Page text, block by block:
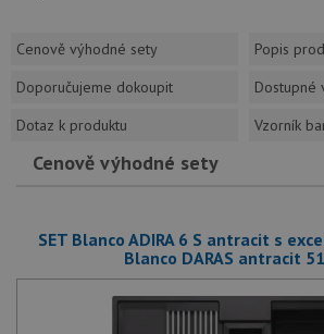
Cenově výhodné sety
Popis
Doporučujeme dokoupit
Dostupné
Dotaz k produktu
Vzorník
Cenově výhodné sety
SET Blanco ADIRA 6 S antracit s
Blanco DARAS antracit